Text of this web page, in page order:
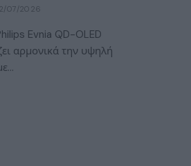
07/2026
Evnia QD-OLED
αρμονικά την υψηλή